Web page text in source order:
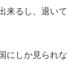
来るし、退いて
にしか見られな